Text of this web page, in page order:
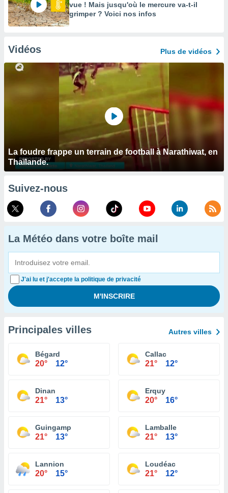
vue ! Mais jusqu'où le mercure va-t-il
grimper ? Voici nos infos
Vidéos Plus de vidéos
La foudre frappe un terrain de football à Narathiwat, en
Thaïlande.
Suivez-nous
La Météo dans votre boîte mail
J'ai lu et j'accepte la politique de privacité
Principales villes Autres villes
Bégard
20° 12°
Callac
21° 12°
Dinan
21° 13°
Erquy
20° 16°
Guingamp
21° 13°
Lamballe
21° 13°
Lannion
20° 15°
Loudéac
21° 12°